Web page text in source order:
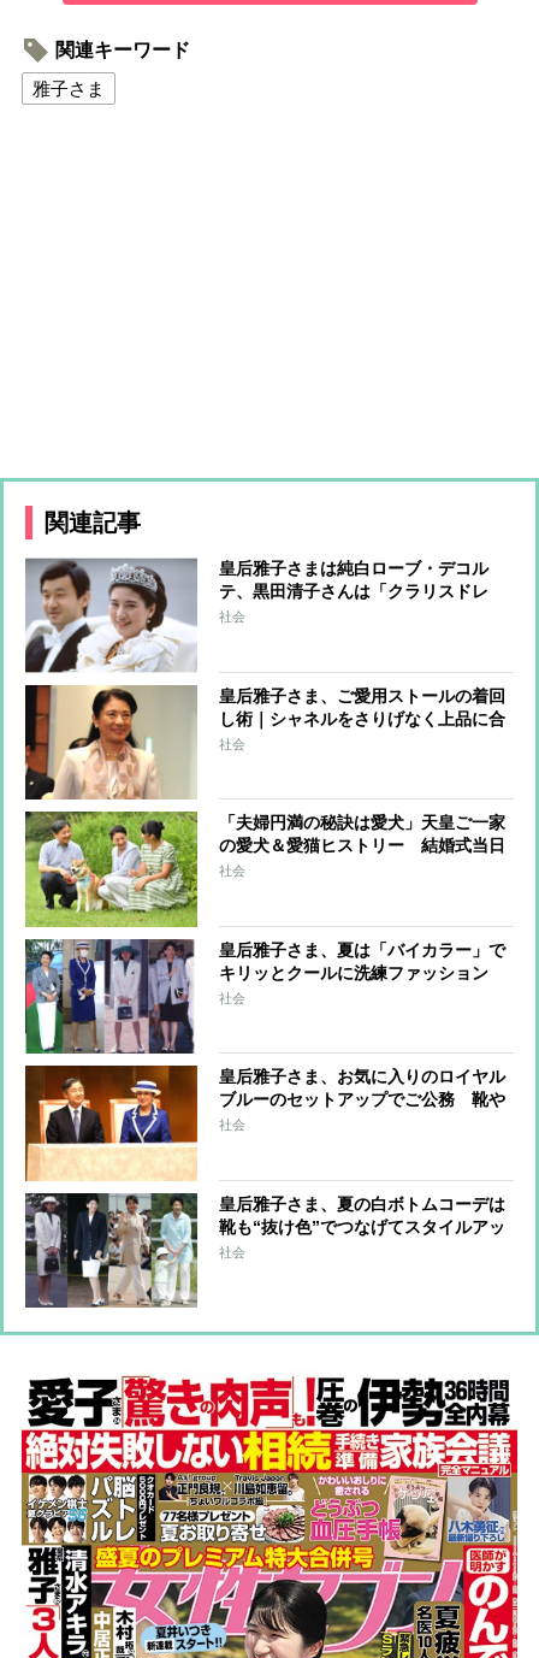
関連キーワード
雅子さま
関連記事
皇后雅子さまは純白ローブ・デコル
テ、黒田清子さんは「クラリスドレ
ス」と話題に 女性皇族の華麗な
社会
皇后雅子さま、ご愛用ストールの着回
し術｜シャネルをさりげなく上品に合
わせるコーデ
社会
「夫婦円満の秘訣は愛犬」天皇ご一家
の愛犬＆愛猫ヒストリー 結婚式当日
に雅子さまを見送った「ショコラ」も
社会
皇后雅子さま、夏は「バイカラー」で
キリッとクールに洗練ファッション
社会
皇后雅子さま、お気に入りのロイヤル
ブルーのセットアップでご公務 靴や
バッグなど小物をチェンジした着回し
社会
皇后雅子さま、夏の白ボトムコーデは
靴も“抜け色”でつなげてスタイルアッ
プ
社会